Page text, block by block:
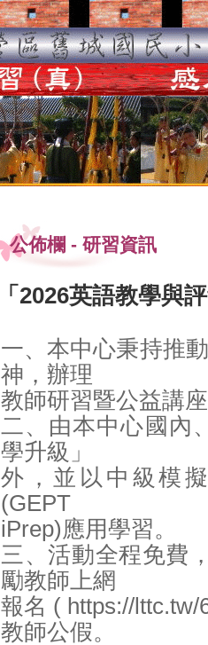
公佈欄 - 研習資訊
「2026英語教學與
一、本中心秉持推
神，辦理
教師研習暨公益講
二、由本中心國內
學升級」
外，並以中級模
(GEPT
iPrep)應用學習。
三、活動全程免費
勵教師上網
報名 ( https://
教師公假。